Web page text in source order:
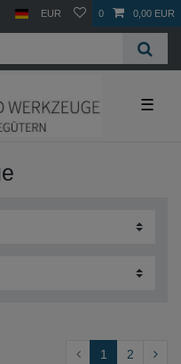
EUR 0 0,00 EUR
☰
1 2